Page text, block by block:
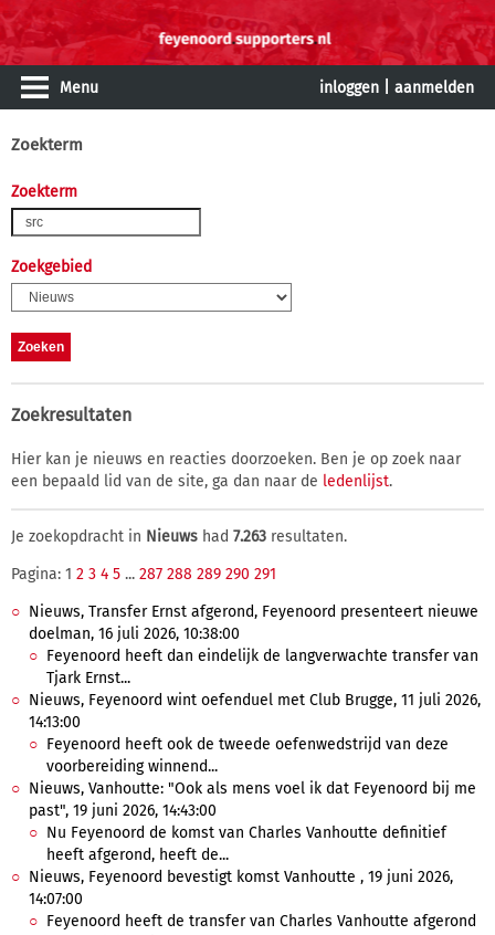
Menu inloggen aanmelden
Zoekterm
Zoekterm
Zoekgebied
Zoekresultaten
Hier kan je nieuws en reacties doorzoeken. Ben je op zoek naar
een bepaald lid van de site, ga dan naar de ledenlijst.
Je zoekopdracht in Nieuws had 7.263 resultaten.
Pagina: 1 2 3 4 5 ... 287 288 289 290 291
Nieuws, Transfer Ernst afgerond, Feyenoord presenteert nieuwe
doelman, 16 juli 2026, 10:38:00
Feyenoord heeft dan eindelijk de langverwachte transfer van
Tjark Ernst...
Nieuws, Feyenoord wint oefenduel met Club Brugge, 11 juli 2026,
14:13:00
Feyenoord heeft ook de tweede oefenwedstrijd van deze
voorbereiding winnend...
Nieuws, Vanhoutte: "Ook als mens voel ik dat Feyenoord bij me
past", 19 juni 2026, 14:43:00
Nu Feyenoord de komst van Charles Vanhoutte definitief
heeft afgerond, heeft de...
Nieuws, Feyenoord bevestigt komst Vanhoutte , 19 juni 2026,
14:07:00
Feyenoord heeft de transfer van Charles Vanhoutte afgerond